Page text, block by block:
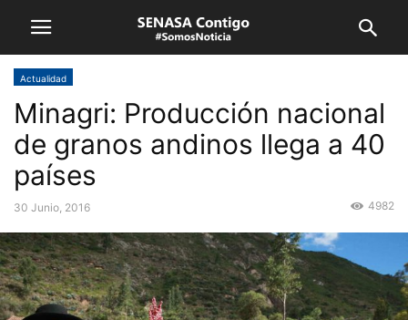
Actualidad
Minagri: Producción nacional
de granos andinos llega a 40
países
30 Junio, 2016 4982